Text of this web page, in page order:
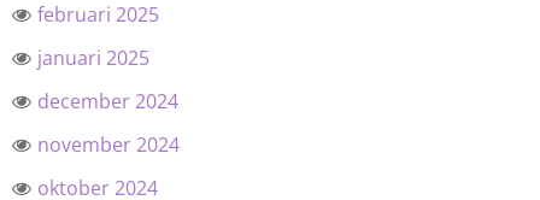
februari 2025
januari 2025
december 2024
november 2024
oktober 2024